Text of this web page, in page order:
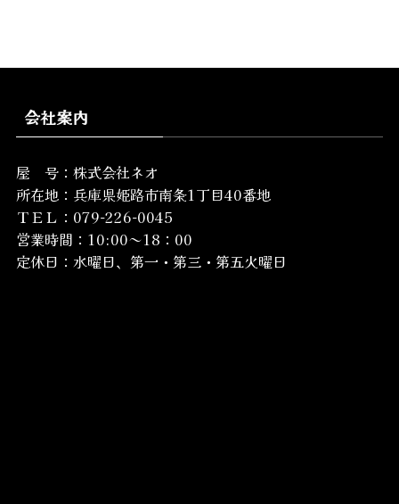
会社案内
屋 号：株式会社ネオ
所在地： 兵庫県姫路市南条1丁目40番地
ＴＥＬ：079-226-0045
営業時間：10:00～18：00
定休日：水曜日、第一・第三・第五火曜日